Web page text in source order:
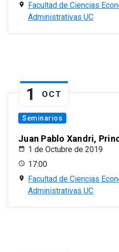
Facultad de Ciencias
Administrativas UC
1 OCT
Seminarios
Juan Pablo Xandri,
1 de Octubre de 2019
17:00
Facultad de Ciencias
Administrativas UC